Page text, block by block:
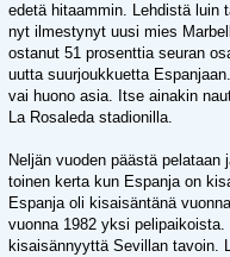
edetä hitaammin. Lehdistä luin
nyt ilmestynyt uusi mies
ostanut 51 prosenttia seuran
uutta suurjoukkuetta
vai huono asia. Itse ainakin
La Rosaleda stadionilla.
Neljän vuoden päästä
toinen kerta kun Espanja on
Espanja oli kisaisäntänä
vuonna 1982 yksi
kisaisännyyttä Sevillan tavoin.